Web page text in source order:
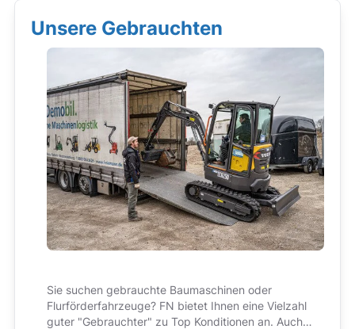
Unsere Gebrauchten
Sie suchen gebrauchte Baumaschinen oder
Flurförderfahrzeuge? FN bietet Ihnen eine Vielzahl
guter "Gebrauchter" zu Top Konditionen an. Auch